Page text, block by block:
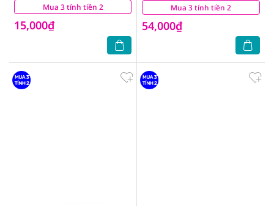
Mua 3 tính tiền 2
15,000₫
(9) Mua 3 tính tiền 2
54,000₫
(0)